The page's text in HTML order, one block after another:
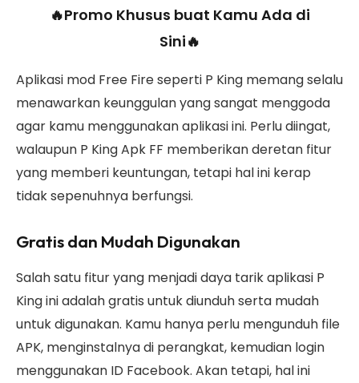
🔥Promo Khusus buat Kamu Ada di
Sini🔥
Aplikasi mod Free Fire seperti P King memang selalu
menawarkan keunggulan yang sangat menggoda
agar kamu menggunakan aplikasi ini. Perlu diingat,
walaupun P King Apk FF memberikan deretan fitur
yang memberi keuntungan, tetapi hal ini kerap
tidak sepenuhnya berfungsi.
Gratis dan Mudah Digunakan
Salah satu fitur yang menjadi daya tarik aplikasi P
King ini adalah gratis untuk diunduh serta mudah
untuk digunakan. Kamu hanya perlu mengunduh file
APK, menginstalnya di perangkat, kemudian login
menggunakan ID Facebook. Akan tetapi, hal ini